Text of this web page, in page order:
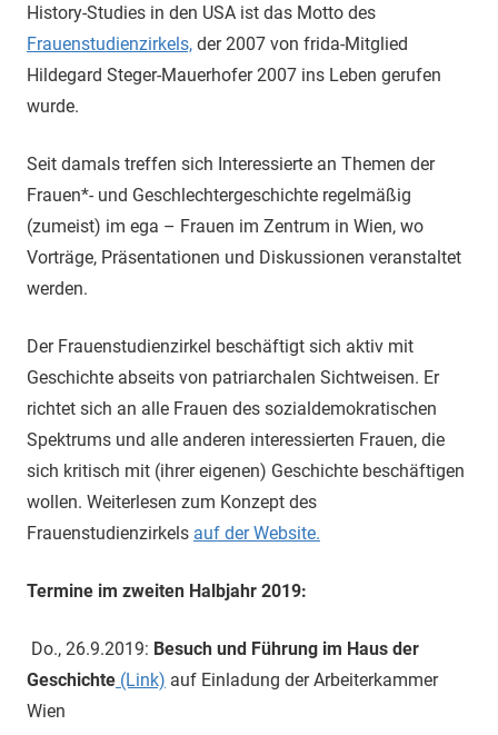
History-Studies in den USA ist das Motto des
Frauenstudienzirkels, der 2007 von frida-Mitglied
Hildegard Steger-Mauerhofer 2007 ins Leben gerufen
wurde.
Seit damals treffen sich Interessierte an Themen der
Frauen*- und Geschlechtergeschichte regelmäßig
(zumeist) im ega – Frauen im Zentrum in Wien, wo
Vorträge, Präsentationen und Diskussionen veranstaltet
werden.
Der Frauenstudienzirkel beschäftigt sich aktiv mit
Geschichte abseits von patriarchalen Sichtweisen. Er
richtet sich an alle Frauen des sozialdemokratischen
Spektrums und alle anderen interessierten Frauen, die
sich kritisch mit (ihrer eigenen) Geschichte beschäftigen
wollen. Weiterlesen zum Konzept des
Frauenstudienzirkels auf der Website.
Termine im zweiten Halbjahr 2019:
Do., 26.9.2019: Besuch und Führung im Haus der
Geschichte (Link) auf Einladung der Arbeiterkammer
Wien